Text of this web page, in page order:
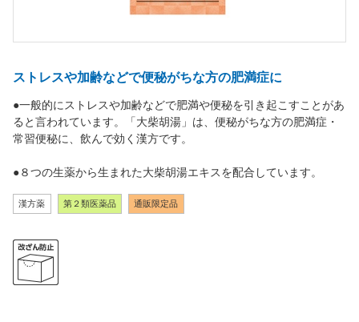
ストレスや加齢などで便秘がちな方の肥満症に
●一般的にストレスや加齢などで肥満や便秘を引き起こすことがあ
ると言われています。「大柴胡湯」は、便秘がちな方の肥満症・
常習便秘に、飲んで効く漢方です。
●８つの生薬から生まれた大柴胡湯エキスを配合しています。
漢方薬 第２類医薬品 通販限定品